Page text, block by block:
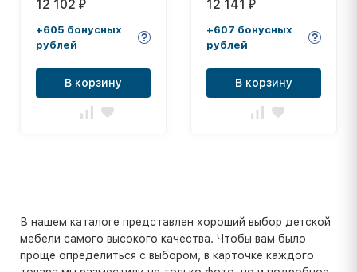
12 102 ₽
+605 бонусных
рублей
В корзину
ленты
7,5см.ОРАНЖ.цв,кев.трос,
чер
12 141 ₽
+607 бонусных
рублей
В корзину
В нашем каталоге представлен хороший выбор детской
мебели самого высокого качества. Чтобы вам было
проще определиться с выбором, в карточке каждого